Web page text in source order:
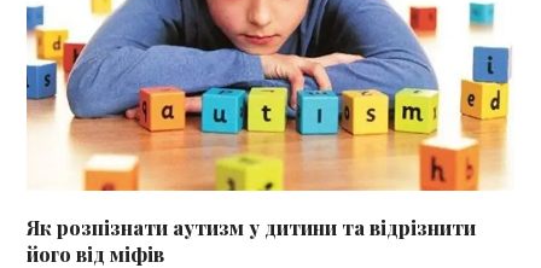
Як розпізнати аутизм у дитини та відрізнити
його від міфів